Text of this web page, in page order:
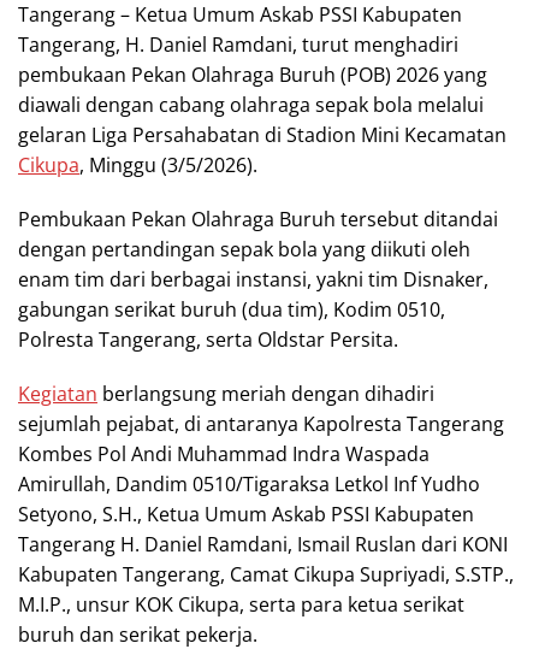
Tangerang – Ketua Umum Askab PSSI Kabupaten
Tangerang, H. Daniel Ramdani, turut menghadiri
pembukaan Pekan Olahraga Buruh (POB) 2026 yang
diawali dengan cabang olahraga sepak bola melalui
gelaran Liga Persahabatan di Stadion Mini Kecamatan
Cikupa, Minggu (3/5/2026).
Pembukaan Pekan Olahraga Buruh tersebut ditandai
dengan pertandingan sepak bola yang diikuti oleh
enam tim dari berbagai instansi, yakni tim Disnaker,
gabungan serikat buruh (dua tim), Kodim 0510,
Polresta Tangerang, serta Oldstar Persita.
Kegiatan berlangsung meriah dengan dihadiri
sejumlah pejabat, di antaranya Kapolresta Tangerang
Kombes Pol Andi Muhammad Indra Waspada
Amirullah, Dandim 0510/Tigaraksa Letkol Inf Yudho
Setyono, S.H., Ketua Umum Askab PSSI Kabupaten
Tangerang H. Daniel Ramdani, Ismail Ruslan dari KONI
Kabupaten Tangerang, Camat Cikupa Supriyadi, S.STP.,
M.I.P., unsur KOK Cikupa, serta para ketua serikat
buruh dan serikat pekerja.